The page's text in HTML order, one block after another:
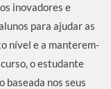
inovadores e
para ajudar as
nível e a manterem-
o estudante
baseada nos seus